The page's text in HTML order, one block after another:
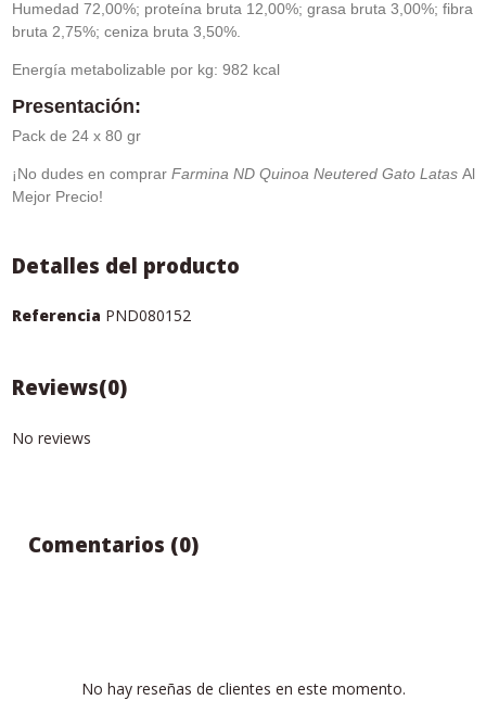
Humedad 72,00%; proteína bruta 12,00%; grasa bruta 3,00%; fibra
bruta 2,75%; ceniza bruta 3,50%.
Energía metabolizable por kg: 982 kcal
Presentación:
Pack de 24 x 80 gr
¡No dudes en comprar Farmina ND Quinoa Neutered Gato LatasAl
Mejor Precio!
Detalles del producto
Referencia PND080152
Reviews(0)
No reviews
Comentarios (0)
No hay reseñas de clientes en este momento.